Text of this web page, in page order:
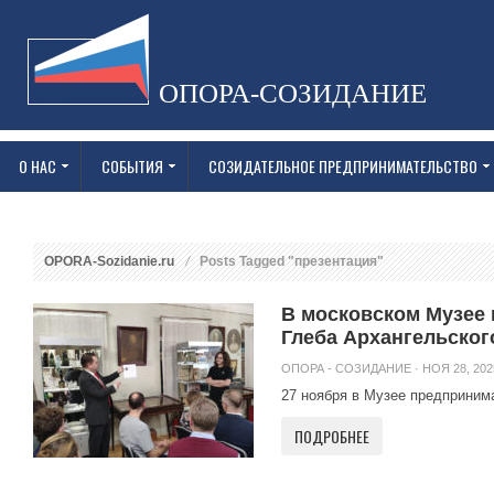
ОПОРА-СОЗИДАНИЕ
О НАС СОБЫТИЯ СОЗИДАТЕЛЬНОЕ ПРЕДПРИНИМАТЕЛЬСТВО
OPORA-Sozidanie.ru Posts Tagged "презентация"
В московском Музее
Глеба
ОПОРА - СОЗИДАНИЕ · НОЯ 28,
27 ноября в Музее
ПОДРОБНЕЕ